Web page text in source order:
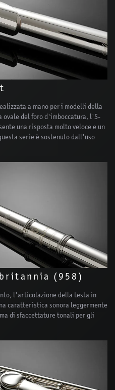
a mano per i modelli della
ovale del foro d'imboccatura, l'S-
una risposta molto veloce e un
serie è sostenuto dall'uso
(958)
l'articolazione della testa in
caratteristica sonora leggermente
di sfaccettature tonali per gli